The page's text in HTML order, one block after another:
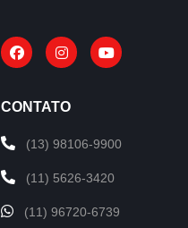
CONTATO
(13) 98106-9900
(11) 5626-3420
(11) 96720-6739